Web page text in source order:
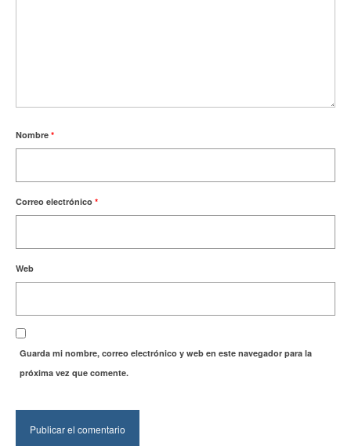
Nombre *
Correo electrónico *
Web
Guarda mi nombre, correo electrónico y web en este navegador para la
próxima vez que comente.